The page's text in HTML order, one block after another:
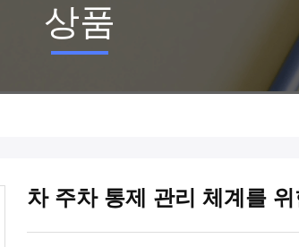
상품
차 주차 통제 관리 체계를